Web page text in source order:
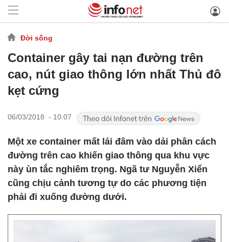
Đời sống
Container gây tai nạn đường trên
cao, nút giao thông lớn nhất Thủ đô
kẹt cứng
06/03/2018 - 10:07
Một xe container mất lái đâm vào dải phân cách
đường trên cao khiến giao thông qua khu vực
này ùn tắc nghiêm trọng. Ngã tư Nguyễn Xiển
cũng chịu cảnh tương tự do các phương tiện
phải đi xuống đường dưới.